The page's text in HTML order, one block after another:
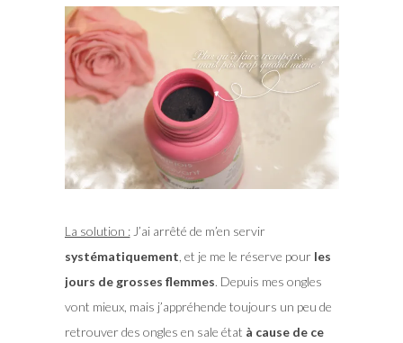
La solution :J’ai arrêté de m’en servir
systématiquement , et je me le réserve pour les
jours de grosses flemmes. Depuis mes ongles
vont mieux, mais j’appréhende toujours un peu de
retrouver des ongles en sale état à cause de ce